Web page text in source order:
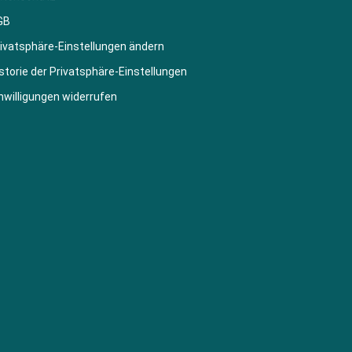
Einstellungen ändern
der Privatsphäre-Einstellungen
widerrufen